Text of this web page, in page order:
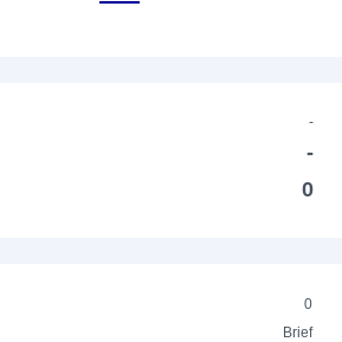
-
-
0
0
Brief